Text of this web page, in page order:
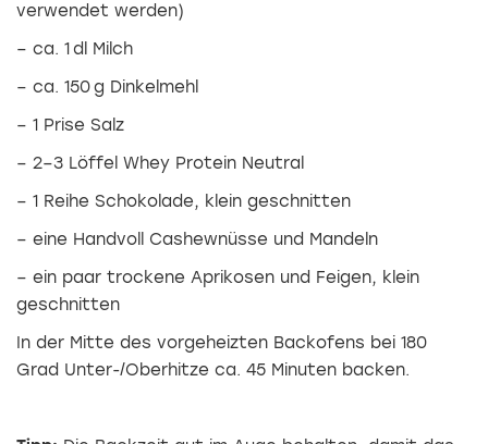
verwendet werden)
– ca. 1 dl Milch
– ca. 150 g Dinkelmehl
– 1 Prise Salz
– 2–3 Löffel Whey Protein Neutral
– 1 Reihe Schokolade, klein geschnitten
– eine Handvoll Cashewnüsse und Mandeln
– ein paar trockene Aprikosen und Feigen, klein
geschnitten
In der Mitte des vorgeheizten Backofens bei 180
Grad Unter-/Ober­hitze ca. 45 Minuten backen.